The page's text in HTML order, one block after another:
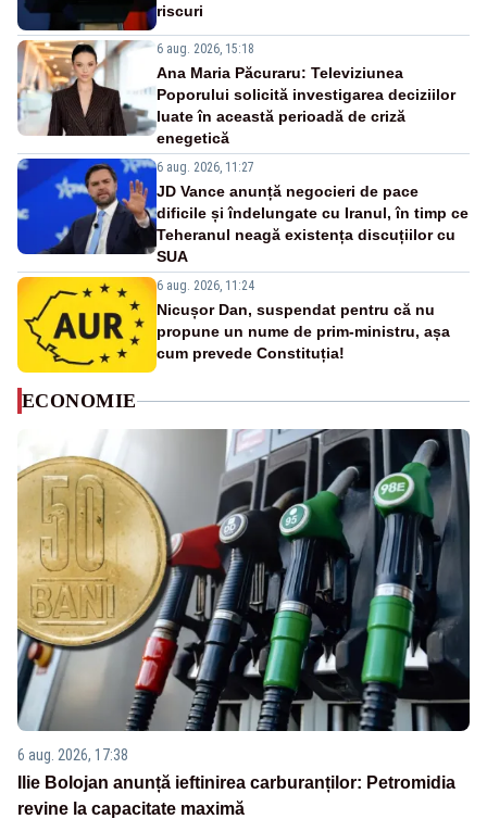
riscuri
6 aug. 2026, 15:18
Ana Maria Păcuraru: Televiziunea
Poporului solicită investigarea deciziilor
luate în această perioadă de criză
enegetică
6 aug. 2026, 11:27
JD Vance anunță negocieri de pace
dificile și îndelungate cu Iranul, în timp ce
Teheranul neagă existența discuțiilor cu
SUA
6 aug. 2026, 11:24
Nicușor Dan, suspendat pentru că nu
propune un nume de prim-ministru, așa
cum prevede Constituția!
ECONOMIE
6 aug. 2026, 17:38
Ilie Bolojan anunță ieftinirea carburanților: Petromidia
revine la capacitate maximă